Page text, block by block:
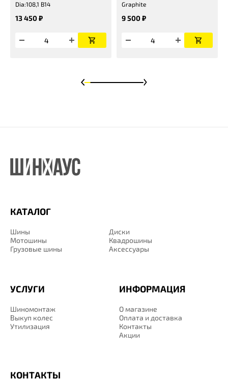
Dia:108,1 B14
13 450 ₽
Graphite
9 500 ₽
КАТАЛОГ
Шины
Диски
Мотошины
Квадрошины
Грузовые шины
Аксессуары
ИНФОРМАЦИЯ
О магазине
Оплата и доставка
Контакты
Акции
УСЛУГИ
Шиномонтаж
Выкуп колес
Утилизация
КОНТАКТЫ